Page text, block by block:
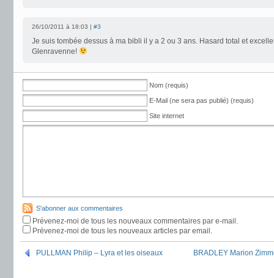
26/10/2011 à 18:03 | #3
Je suis tombée dessus à ma bibli il y a 2 ou 3 ans. Hasard total et
Glenravenne!
Nom (requis)
E-Mail (ne sera pas publié) (requis)
Site internet
S'abonner aux commentaires
Prévenez-moi de tous les nouveaux commentaires par e-mail.
Prévenez-moi de tous les nouveaux articles par email.
PULLMAN Philip – Lyra et les oiseaux BRADLEY Marion